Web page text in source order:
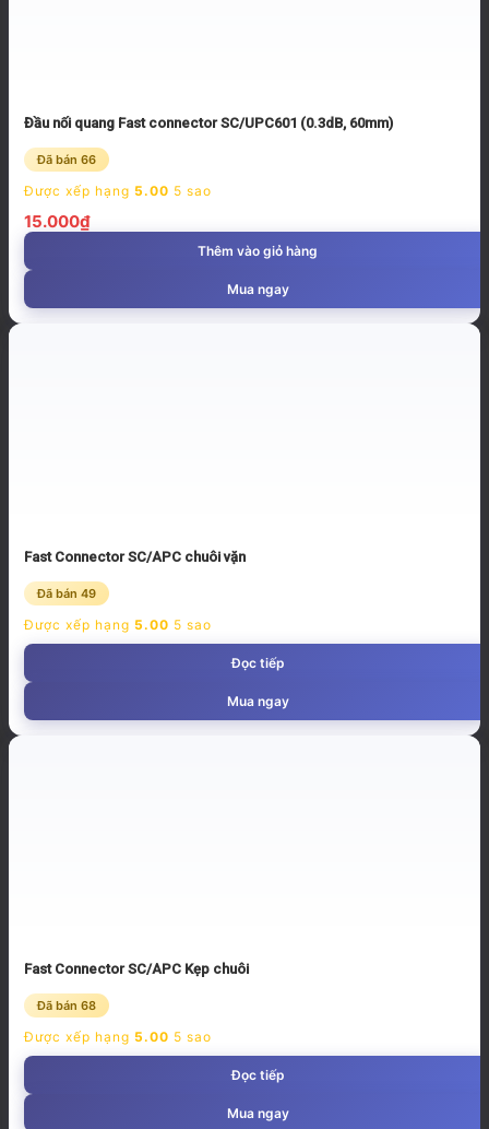
Đầu nối quang Fast connector SC/UPC601 (0.3dB, 60mm)
Đã bán 66
Được xếp hạng 5.00 5 sao
15.000₫
Thêm vào giỏ hàng
Mua ngay
Fast Connector SC/APC chuôi vặn
Đã bán 49
Được xếp hạng 5.00 5 sao
Đọc tiếp
Mua ngay
Fast Connector SC/APC Kẹp chuôi
Đã bán 68
Được xếp hạng 5.00 5 sao
Đọc tiếp
Mua ngay